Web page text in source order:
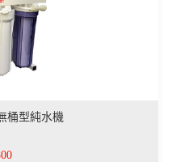
桶型純水機